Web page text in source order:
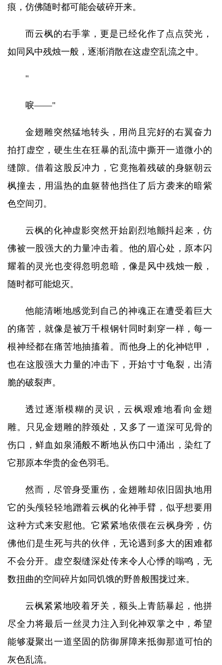
痕，仿佛随时都可能会破碎开来。
而云枫的右手掌，更是已经化作了点点荧光，
如同风中残烛一般，逐渐消散在这虚空乱流之中。
"
唳——"
金翅雕突然猛地转头，用尚且完好的右翼奋力
拍打虚空，硬生生在狂暴的乱流中撕开一道微小的
缝隙。借着这股反冲力，它竟拖着残破的身躯朝云
枫撞去，用温热的血躯替他挡住了后方袭来的暗紫
色空间刃。
云枫的化神虚影突然开始剧烈地颤抖起来，仿
佛被一股强大的力量冲击着。他的眉心处，原本闪
耀着的灵光也变得忽明忽暗，像是风中残烛一般，
随时都可能熄灭。
他能清晰地感觉到自己的神魂正在遭受着巨大
的痛苦，就像是被万千根钢针同时刺穿一样，每一
根神经都在痛苦地抽搐着。而他身上的化神铠甲，
也在这股强大力量的冲击下，开始寸寸龟裂，出清
脆的破裂声。
透过逐渐模糊的灵识，云枫艰难地看向金翅
雕。只见金翅雕的脖颈处，又多了一道深可见骨的
伤口，鲜血如泉涌般不断地从伤口中涌出，染红了
它那原本华贵的金色羽毛。
然而，尽管身受重伤，金翅雕却依旧固执地用
它的头颅轻轻地蹭着云枫的化神手臂，似乎想要用
这种方式来安慰他。它紧紧地依偎在云枫身旁，仿
佛他们是生死与共的伙伴，无论遇到多大的困难都
不会分开。虚空裂缝深处传来令人心悸的嗡鸣，无
数扭曲的空间碎片如同饥饿的野兽般围拢过来。
云枫紧紧地咬着牙关，额头上青筋暴起，他拼
尽全力将最后一丝灵力注入到化神双掌之中，希望
能够凝聚出一道坚固的防御屏障来抵御那道可怕的
灰色乱流。